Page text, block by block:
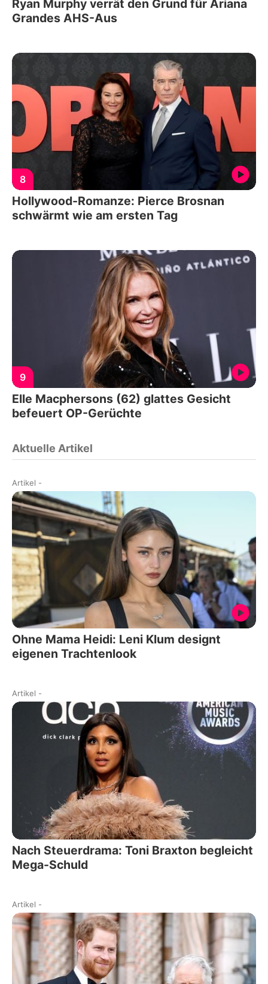
Ryan Murphy verrät den Grund für Ariana
Grandes AHS-Aus
8
Hollywood-Romanze: Pierce Brosnan
schwärmt wie am ersten Tag
9
Elle Macphersons (62) glattes Gesicht
befeuert OP-Gerüchte
Aktuelle Artikel
Artikel -
Ohne Mama Heidi: Leni Klum designt
eigenen Trachtenlook
Artikel -
Nach Steuerdrama: Toni Braxton begleicht
Mega-Schuld
Artikel -